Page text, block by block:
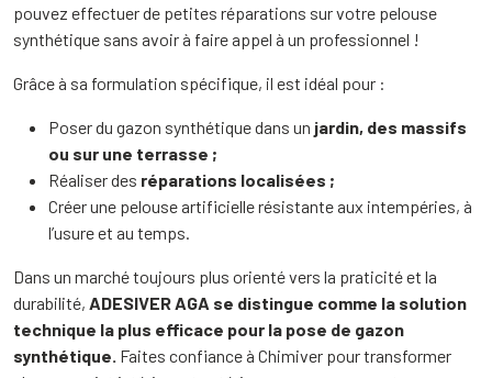
pouvez effectuer de petites réparations sur votre pelouse
synthétique sans avoir à faire appel à un professionnel !
Grâce à sa formulation spécifique, il est idéal pour :
Poser du gazon synthétique dans un jardin, des massifs
ou sur une terrasse ;
Réaliser des réparations localisées ;
Créer une pelouse artificielle résistante aux intempéries, à
l’usure et au temps.
Dans un marché toujours plus orienté vers la praticité et la
durabilité, ADESIVER AGA se distingue comme la solution
technique la plus efficace pour la pose de gazon
synthétique. Faites confiance à Chimiver pour transformer